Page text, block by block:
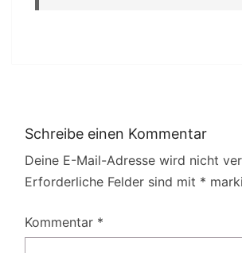
Schreibe einen Kommentar
Deine E-Mail-Adresse wird nicht
Erforderliche Felder sind mit *
Kommentar *